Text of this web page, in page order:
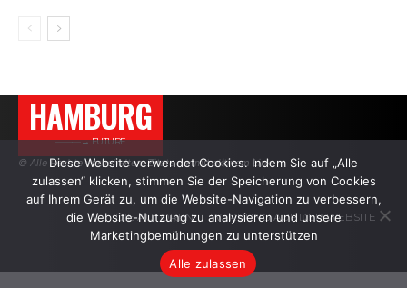
HAMBURG
———→ FUTURE
© Alle Rechte vorbehalten. Zitate nur mit aktivem Link.
DIE AUTOREN WERBUNG AUF DER WEBSITE
Diese Website verwendet Cookies. Indem Sie auf „Alle
zulassen“ klicken, stimmen Sie der Speicherung von Cookies
auf Ihrem Gerät zu, um die Website-Navigation zu verbessern,
die Website-Nutzung zu analysieren und unsere
Marketingbemühungen zu unterstützen
Alle zulassen